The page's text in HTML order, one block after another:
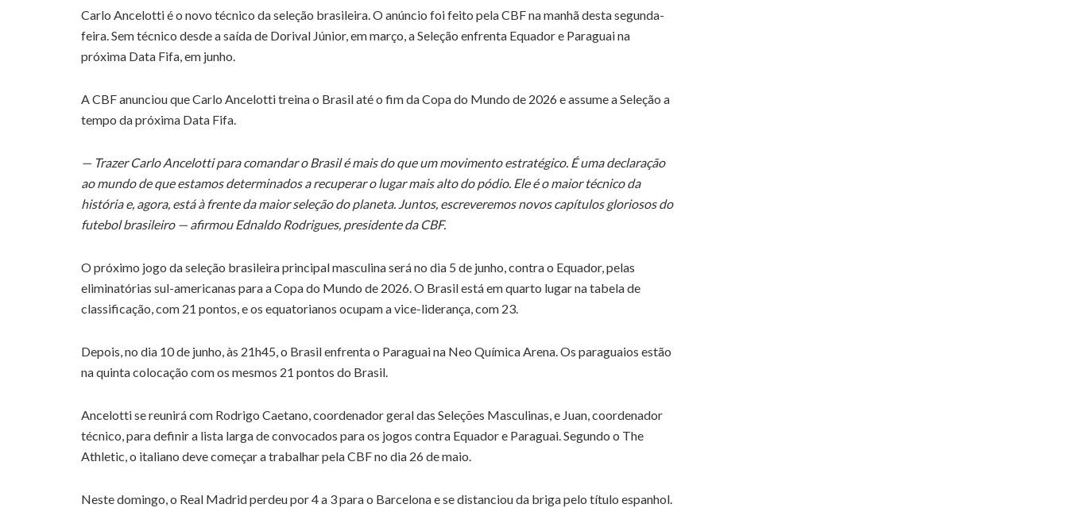
Carlo Ancelotti é o novo técnico da seleção brasileira. O anúncio foi feito pela CBF na manhã desta segunda-
feira. Sem técnico desde a saída de Dorival Júnior, em março, a Seleção enfrenta Equador e Paraguai na
próxima Data Fifa, em junho.
A CBF anunciou que Carlo Ancelotti treina o Brasil até o fim da Copa do Mundo de 2026 e assume a Seleção a
tempo da próxima Data Fifa.
— Trazer Carlo Ancelotti para comandar o Brasil é mais do que um movimento estratégico. É uma declaração
ao mundo de que estamos determinados a recuperar o lugar mais alto do pódio. Ele é o maior técnico da
história e, agora, está à frente da maior seleção do planeta. Juntos, escreveremos novos capítulos gloriosos do
futebol brasileiro — afirmou Ednaldo Rodrigues, presidente da CBF.
O próximo jogo da seleção brasileira principal masculina será no dia 5 de junho, contra o Equador, pelas
eliminatórias sul-americanas para a Copa do Mundo de 2026. O Brasil está em quarto lugar na tabela de
classificação, com 21 pontos, e os equatorianos ocupam a vice-liderança, com 23.
Depois, no dia 10 de junho, às 21h45, o Brasil enfrenta o Paraguai na Neo Química Arena. Os paraguaios estão
na quinta colocação com os mesmos 21 pontos do Brasil.
Ancelotti se reunirá com Rodrigo Caetano, coordenador geral das Seleções Masculinas, e Juan, coordenador
técnico, para definir a lista larga de convocados para os jogos contra Equador e Paraguai. Segundo o The
Athletic, o italiano deve começar a trabalhar pela CBF no dia 26 de maio.
Neste domingo, o Real Madrid perdeu por 4 a 3 para o Barcelona e se distanciou da briga pelo título espanhol.